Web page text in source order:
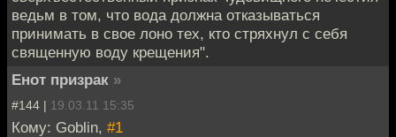
ведьм в том, что вода должна отказываться
принимать в свое лоно тех, кто стряхнул с себя
священную воду крещения".
Енот призрак »
#144 | 19.03.11 15:35
Кому: Goblin, #1